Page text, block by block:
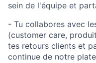
sein de l'équipe et
- Tu collabores avec
(customer care,
tes retours clients et
continue de notre